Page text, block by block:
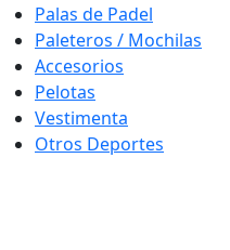
Palas de Padel
Paleteros / Mochilas
Accesorios
Pelotas
Vestimenta
Otros Deportes